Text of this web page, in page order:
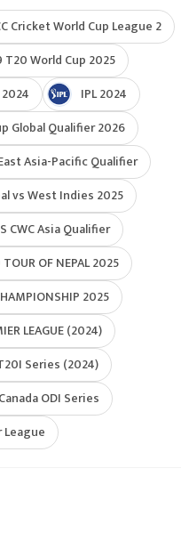
Cricket World Cup League 2
T20 World Cup 2025
IPL 2024
Global Qualifier 2026
Asia-Pacific Qualifier
vs West Indies 2025
CWC Asia Qualifier
OF NEPAL 2025
2025
LEAGUE (2024)
Series (2024)
ODI Series
League